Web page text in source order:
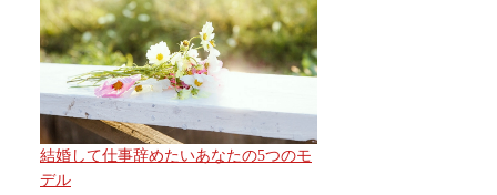
結婚して仕事辞めたいあなたの5つのモ
デル